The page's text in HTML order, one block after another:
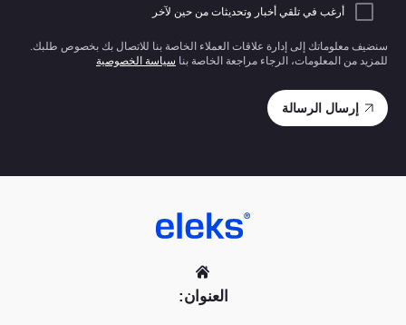
أرغب في تلقي أخبار وتحديثات من حين لآخر
سنضيف معلوماتك إلى إدارة علاقات العملاء الخاصة بنا للاتصال بك بخصوص طلبك.
للمزيد من المعلومات، الرجاء مراجعة الخاصة بنا سياسة الخصوصية
العنوان: